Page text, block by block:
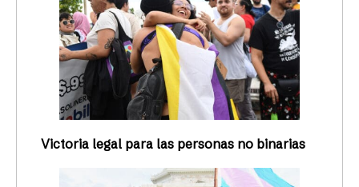
Victoria legal para las personas no binarias